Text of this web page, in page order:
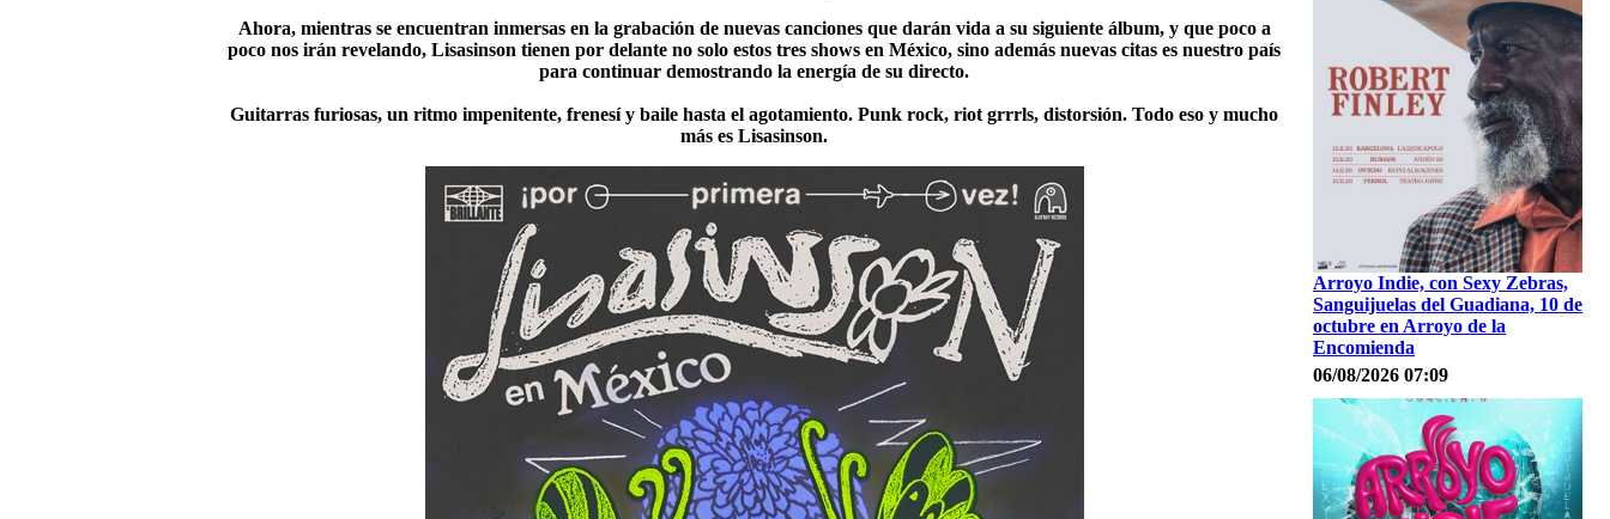
Ahora, mientras se encuentran inmersas en la grabación de nuevas canciones que darán vida a su siguiente álbum, y que poco a
poco nos irán revelando, Lisasinson tienen por delante no solo estos tres shows en México, sino además nuevas citas es nuestro país
para continuar demostrando la energía de su directo.
Guitarras furiosas, un ritmo impenitente, frenesí y baile hasta el agotamiento. Punk rock, riot grrrls, distorsión. Todo eso y mucho
más es Lisasinson.
Arroyo Indie, con Sexy Zebras,
Sanguijuelas del Guadiana, 10 de
octubre en Arroyo de la
Encomienda
06/08/2026 07:09